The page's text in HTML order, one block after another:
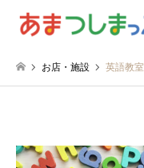
お店・施設 英語教室